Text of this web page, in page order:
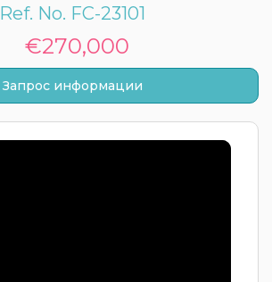
Ref. No. FC-23101
€270,000
Запрос информации